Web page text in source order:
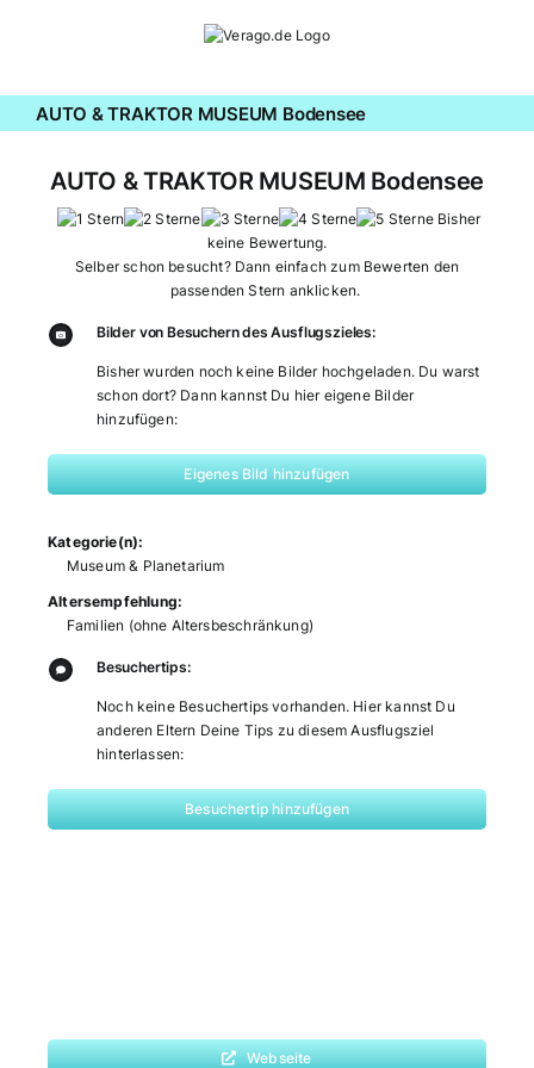
AUTO & TRAKTOR MUSEUM Bodensee
AUTO & TRAKTOR MUSEUM Bodensee
Bisher
keine Bewertung.
Selber schon besucht? Dann einfach zum Bewerten den
passenden Stern anklicken.
Bilder von Besuchern des Ausflugszieles:
Bisher wurden noch keine Bilder hochgeladen. Du warst
schon dort? Dann kannst Du hier eigene Bilder
hinzufügen:
Eigenes Bild hinzufügen
Kategorie(n):
Museum & Planetarium
Altersempfehlung:
Familien (ohne Altersbeschränkung)
Besuchertips:
Noch keine Besuchertips vorhanden. Hier kannst Du
anderen Eltern Deine Tips zu diesem Ausflugsziel
hinterlassen:
Besuchertip hinzufügen
Webseite